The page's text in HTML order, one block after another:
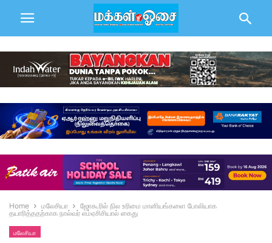
Home மலேசியா
ஜோகூரில் நில உரிமை மானியங்களை போலியாக
தயாரித்ததற்காக நால்வர் எம்ஏசிசியால் கைது
மலேசியா